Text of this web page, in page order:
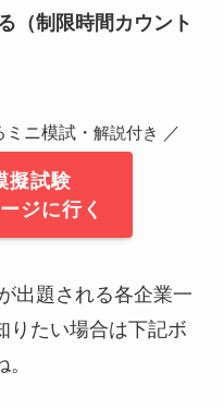
（制限時間カウント
ニ模試・ 解説付き ／
擬試験
ジに行く
出題される各企業一
りたい場合は下記ボ